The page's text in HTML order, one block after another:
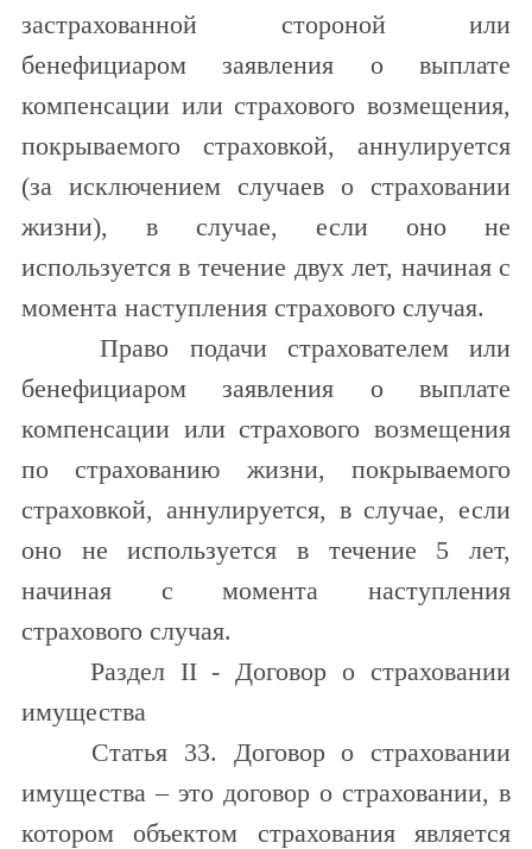
застрахованной стороной или
бенефициаром заявления о выплате
компенсации или страхового возмещения,
покрываемого страховкой, аннулируется
(за исключением случаев о страховании
жизни), в случае, если оно не
используется в течение двух лет, начиная с
момента наступления страхового случая.
Право подачи страхователем или
бенефициаром заявления о выплате
компенсации или страхового возмещения
по страхованию жизни, покрываемого
страховкой, аннулируется, в случае, если
оно не используется в течение 5 лет,
начиная с момента наступления
страхового случая.
Раздел II - Договор о страховании
имущества
Статья 33. Договор о страховании
имущества – это договор о страховании, в
котором объектом страхования является